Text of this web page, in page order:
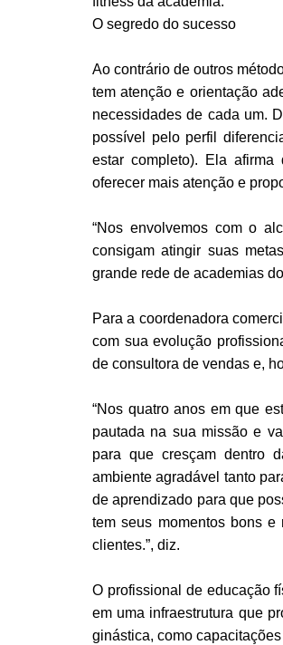
O segredo do sucesso
Ao contrário de outros
tem atenção e orientação
necessidades de cada um.
possível pelo perfil
estar completo). Ela
oferecer mais atenção e
“Nos envolvemos com o
consigam atingir suas
grande rede de academias
Para a coordenadora
com sua evolução
de consultora de vendas e,
“Nos quatro anos em que
pautada na sua missão e
para que cresçam dentro
ambiente agradável tanto
de aprendizado para que
tem seus momentos bons
clientes.”, diz.
O profissional de educação
em uma infraestrutura que
ginástica, como